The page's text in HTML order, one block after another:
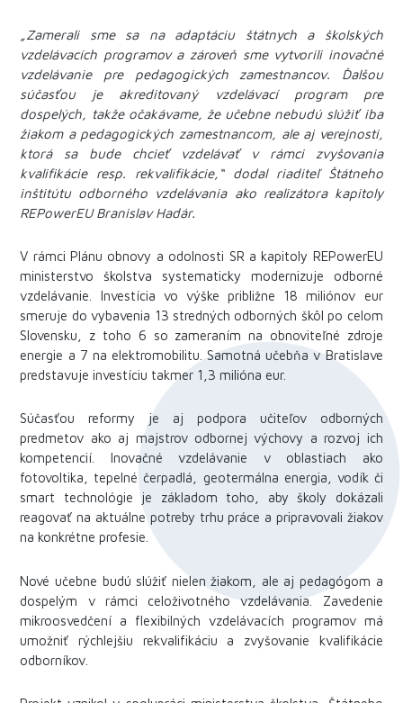
„Zamerali sme sa na adaptáciu štátnych a školských
vzdelávacích programov a zároveň sme vytvorili inovačné
vzdelávanie pre pedagogických zamestnancov. Ďalšou
súčasťou je akreditovaný vzdelávací program pre
dospelých, takže očakávame, že učebne nebudú slúžiť iba
žiakom a pedagogických zamestnancom, ale aj verejnosti,
ktorá sa bude chcieť vzdelávať v rámci zvyšovania
kvalifikácie resp. rekvalifikácie,“ dodal riaditeľ Štátneho
inštitútu odborného vzdelávania ako realizátora kapitoly
REPowerEU Branislav Hadár.
V rámci Plánu obnovy a odolnosti SR a kapitoly REPowerEU
ministerstvo školstva systematicky modernizuje odborné
vzdelávanie. Investícia vo výške približne 18 miliónov eur
smeruje do vybavenia 13 stredných odborných škôl po celom
Slovensku, z toho 6 so zameraním na obnoviteľné zdroje
energie a 7 na elektromobilitu. Samotná učebňa v Bratislave
predstavuje investíciu takmer 1,3 milióna eur.
Súčasťou reformy je aj podpora učiteľov odborných
predmetov ako aj majstrov odbornej výchovy a rozvoj ich
kompetencií. Inovačné vzdelávanie v oblastiach ako
fotovoltika, tepelné čerpadlá, geotermálna energia, vodík či
smart technológie je základom toho, aby školy dokázali
reagovať na aktuálne potreby trhu práce a pripravovali žiakov
na konkrétne profesie.
Nové učebne budú slúžiť nielen žiakom, ale aj pedagógom a
dospelým v rámci celoživotného vzdelávania. Zavedenie
mikroosvedčení a flexibilných vzdelávacích programov má
umožniť rýchlejšiu rekvalifikáciu a zvyšovanie kvalifikácie
odborníkov.